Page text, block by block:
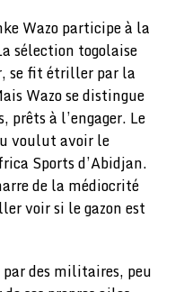
Wazo participe à la
sélection togolaise
se fit étriller par la
Wazo se distingue
à l’engager. Le
voulut avoir le
Sports d’Abidjan.
de la médiocrité
voir si le gazon est
des militaires, peu